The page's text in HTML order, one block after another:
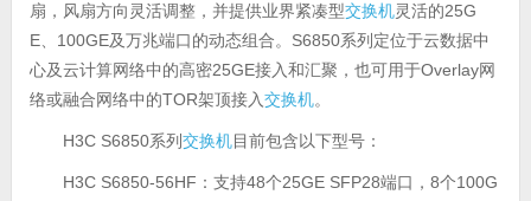
扇，风扇方向灵活调整，并提供业界紧凑型交换机灵活的25G
E、100GE及万兆端口的动态组合。S6850系列定位于云数据中
心及云计算网络中的高密25GE接入和汇聚，也可用于Overlay网
络或融合网络中的TOR架顶接入交换机。
H3C S6850系列交换机目前包含以下型号：
H3C S6850-56HF：支持48个25GE SFP28端口，8个100G